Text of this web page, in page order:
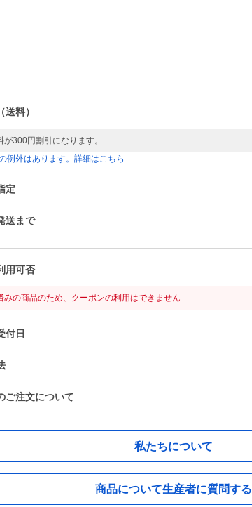
料）
が300円割引になります。
例外はあります。詳細はこちら
定
送まで
用可否
みの商品のため、クーポンの利用はできません
付日
ご注文について
私たちについて
商品について生産者に質問する